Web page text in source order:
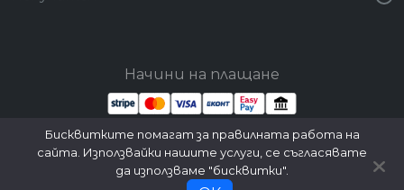
Начини на плащане
Стани партньор Вход за партньори
Бисквитките помагат за правилната работа на
сайта. Използвайки нашите услуги, се съгласявате
да използваме "бисквитки".